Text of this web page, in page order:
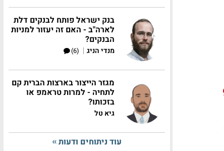
בנק ישראל פותח לבנקים דלת
לארה"ב - האם זה יעזור למניות
הבנקים?
מנדי הניג |
(6)
מגזר הייצור בארצות הברית קם
לתחיה - למרות טראמפ או
בזכותו?
גיא טל
עוד ניתוחים ודעות